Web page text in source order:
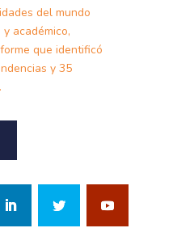
del mundo
académico,
que identificó
y 35